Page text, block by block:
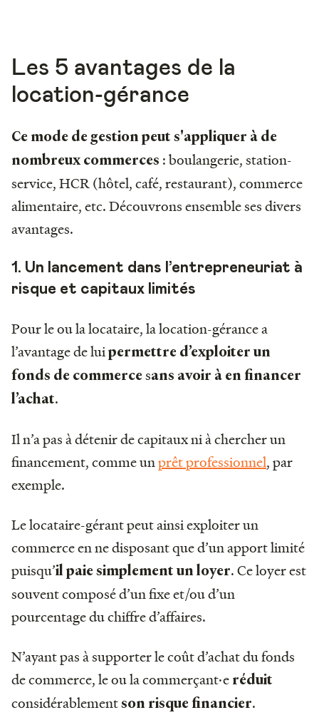
Les 5 avantages de la
location-gérance
Ce mode de gestion peut s'appliquer à de
nombreux commerces : boulangerie, station-
service, HCR (hôtel, café, restaurant), commerce
alimentaire, etc. Découvrons ensemble ses divers
avantages.
1. Un lancement dans l’entrepreneuriat à
risque et capitaux limités
Pour le ou la locataire, la location-gérance a
l’avantage de luipermettre d’exploiter un
fonds de commercesans avoir à en financer
l’achat.
Il n’a pas à détenir de capitaux ni à chercher un
financement, comme unprêt professionnel, par
exemple.
Le locataire-gérant peut ainsi exploiter un
commerce en ne disposant que d’un apport limité
puisqu’il paie simplement un loyer. Ce loyer est
souvent composé d’un fixe et/ou d’un
pourcentage du chiffre d’affaires.
N’ayant pas à supporter le coût d’achat du fonds
de commerce, le ou la commerçant·e réduit
considérablementson risque financier.